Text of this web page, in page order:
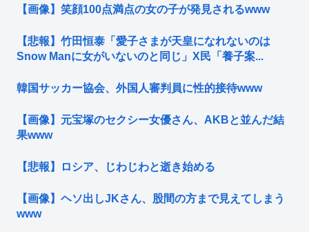
【画像】笑顔100点満点の女の子が発見されるwww
【悲報】竹田恒泰「愛子さまが天皇になれないのは
Snow Manに女がいないのと同じ」X民「養子案...
韓国サッカー協会、外国人審判員に性的接待www
【画像】元宝塚のセクシー女優さん、AKBと並んだ結
果www
【悲報】ロシア、じわじわと逝き始める
【画像】ヘソ出しJKさん、股間の方まで見えてしまう
www